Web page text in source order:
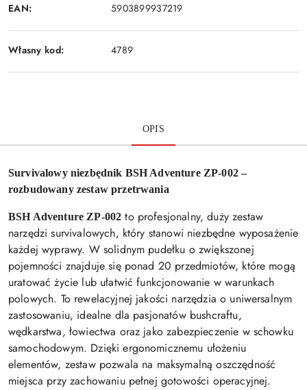
EAN: 5903899937219
Własny kod: 4789
OPIS
Survivalowy niezbędnik BSH Adventure ZP-002 –
rozbudowany zestaw przetrwania
BSH Adventure ZP-002 to profesjonalny, duży zestaw
narzędzi survivalowych, który stanowi niezbędne wyposażenie
każdej wyprawy. W solidnym pudełku o zwiększonej
pojemności znajduje się ponad 20 przedmiotów, które mogą
uratować życie lub ułatwić funkcjonowanie w warunkach
polowych. To rewelacyjnej jakości narzędzia o uniwersalnym
zastosowaniu, idealne dla pasjonatów bushcraftu,
wędkarstwa, łowiectwa oraz jako zabezpieczenie w schowku
samochodowym. Dzięki ergonomicznemu ułożeniu
elementów, zestaw pozwala na maksymalną oszczędność
miejsca przy zachowaniu pełnej gotowości operacyjnej.